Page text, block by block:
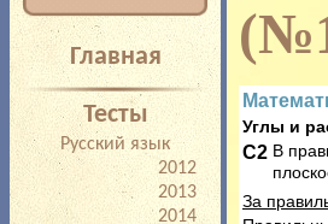
многим
результатов,
типа или на
процедурой
Главная
Тесты
Русский язык
2012
2013
2014
Углы и
C2 В
За